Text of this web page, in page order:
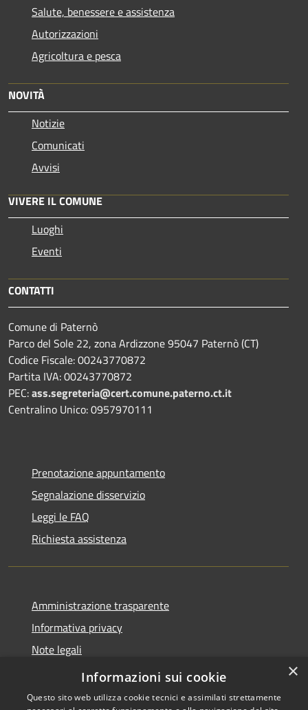
Salute, benessere e assistenza
Autorizzazioni
Agricoltura e pesca
NOVITÀ
Notizie
Comunicati
Avvisi
VIVERE IL COMUNE
Luoghi
Eventi
CONTATTI
Comune di Paternò
Parco del Sole 22, zona Ardizzone 95047 Paternò (CT)
Codice Fiscale: 00243770872
Partita IVA: 00243770872
PEC:ass.segreteria@cert.comune.paterno.ct.it
Centralino Unico: 0957970111
Prenotazione appuntamento
Segnalazione disservizio
Leggi le FAQ
Richiesta assistenza
Amministrazione trasparente
Informativa privacy
Note legali
Dichiarazione di accessibilità
×
Informazioni sui cookie
Questo sito web utilizza cookie tecnici e assimilati strettamente